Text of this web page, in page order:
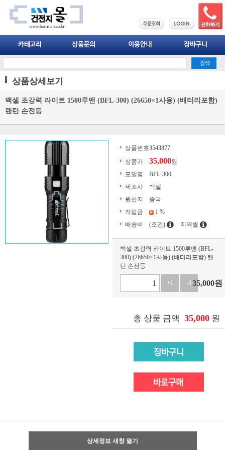
상품상세보기
백셀 초강력 라이트 1500루멘 (BFL-300) (26650×1사용) (배터리포함)
랜턴 손전등
상품번호3543877
상품가
35,000원
모델명
BFL-300
제조사
벡셀
원산지
중국
적립금
1 %
배송비
(조건) 지역별
백셀 초강력 라이트 1500루멘 (BFL-
300) (26650×1사용) (배터리포함) 랜
턴 손전등
+1 -135,000원
총 상품 금액 35,000 원
상세정보 새창 열기